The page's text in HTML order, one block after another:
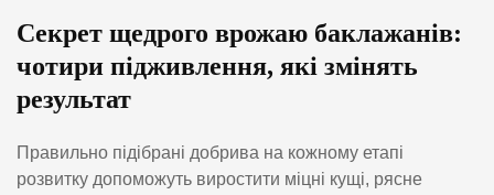
Секрет щедрого врожаю баклажанів:
чотири підживлення, які змінять
результат
Правильно підібрані добрива на кожному етапі
розвитку допоможуть виростити міцні кущі, рясне